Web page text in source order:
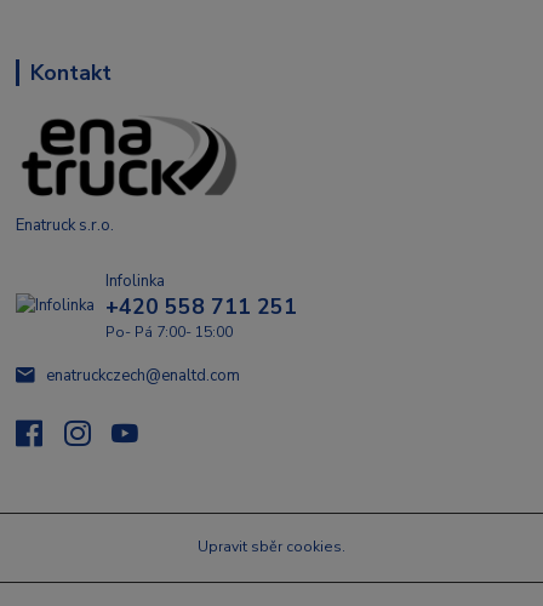
Kontakt
Enatruck s.r.o.
Infolinka
+420 558 711 251
Po- Pá 7:00- 15:00
enatruckczech@enaltd.com
Upravit sběr cookies.